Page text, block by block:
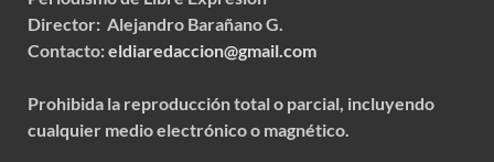
Director: Alejandro Barañano G.
Contacto:eldiaredaccion@gmail.com
Prohibida la reproducción total o parcial, incluyendo
cualquier medio electrónico o magnético.